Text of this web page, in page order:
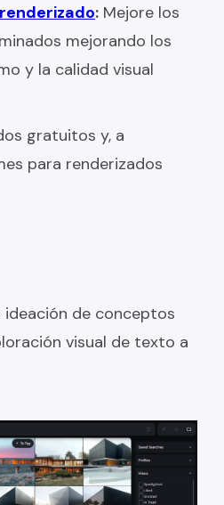
: Mejore los
mejorando los
y la calidad visual
gratuitos y, a
para renderizados
ideación de conceptos
visual de texto a